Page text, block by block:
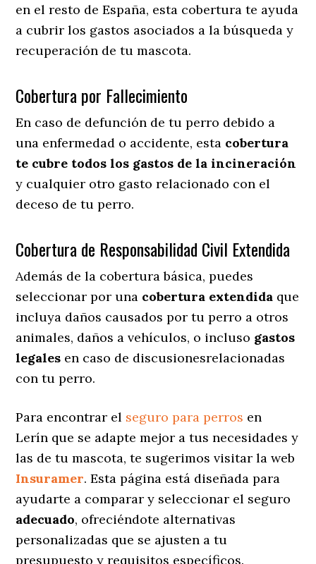
en el resto de España, esta cobertura te ayuda
a cubrir los gastos asociados a la búsqueda y
recuperación de tu mascota.
Cobertura por Fallecimiento
En caso de defunción de tu perro debido a
una enfermedad o accidente, esta cobertura
te cubre todos los gastos de la incineración
y cualquier otro gasto relacionado con el
deceso de tu perro.
Cobertura de Responsabilidad Civil Extendida
Además de la cobertura básica, puedes
seleccionar por una cobertura extendida que
incluya daños causados por tu perro a otros
animales, daños a vehículos, o incluso gastos
legales en caso de discusionesrelacionadas
con tu perro.
Para encontrar el seguro para perros en
Lerín que se adapte mejor a tus necesidades y
las de tu mascota, te sugerimos visitar la web
Insuramer. Esta página está diseñada para
ayudarte a comparar y seleccionar el seguro
adecuado, ofreciéndote alternativas
personalizadas que se ajusten a tu
presupuesto y requisitos específicos.